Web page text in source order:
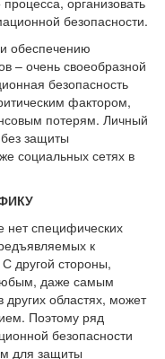
безопасности.
обеспечению
– очень своеобразной
безопасность
фактором,
потерям. Личный
защиты
социальных сетях в
нет специфических
к
другой стороны,
даже самым
областях, может
Поэтому ряд
безопасности
для защиты